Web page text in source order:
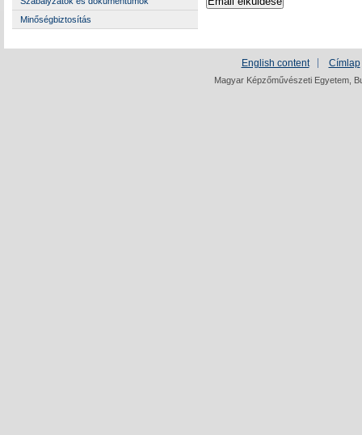
Minőségbiztosítás
English content Címlap
Magyar Képzőművészeti Egyetem,